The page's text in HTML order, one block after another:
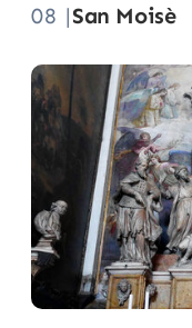
08 |San Moisè